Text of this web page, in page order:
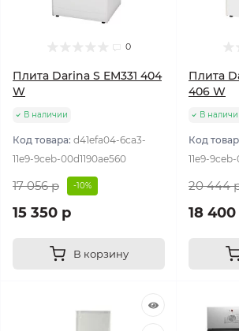
0
Плита Darina S EM331 404
W
В наличии
Код товара: d41efa04-6ca3-
11e9-9ceb-00d1190ae560
17 056 р -10%
15 350 р
В корзину
Плита
406 W
В
Код
11e9-
20 444
18